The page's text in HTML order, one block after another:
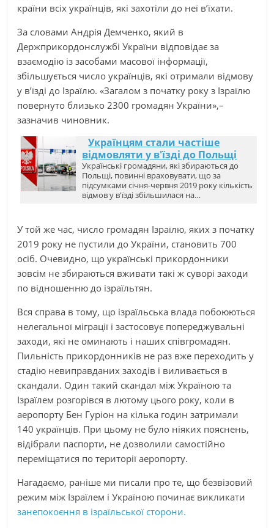
країни всіх українців, які захотіли до неї в’їхати.
За словами Андрія Демченко, який в
Держприкордонслужбі України відповідає за
взаємодію із засобами масової інформації,
збільшується число українців, які отримали відмову
у в’їзді до Ізраїлю. «Загалом з початку року з Ізраїлю
повернуто близько 2300 громадян України»,–
зазначив чиновник.
Українцям стали частіше
відмовляти у в'їзді до Польщі
Українські громадяни, які збираються до
Польщі, повинні враховувати, що за
підсумками січня-червня 2019 року кількість
відмов у в'їзді збільшилася на…
У той же час, число громадян Ізраїлю, яких з початку
2019 року не пустили до України, становить 700
осіб. Очевидно, що українські прикордонники
зовсім не збираються вживати такі ж суворі заходи
по відношенню до ізраїльтян.
Вся справа в тому, що ізраїльська влада побоюються
нелегальної міграції і застосовує попереджувальні
заходи, які не оминають і наших співгромадян.
Пильність прикордонників не раз вже переходить у
стадію невиправданих заходів і виливається в
скандали. Один такий скандал між Україною та
Ізраїлем розгорівся в лютому цього року, коли в
аеропорту Бен Гуріон на кілька годин затримали
140 українців. При цьому не було ніяких пояснень,
відібрали паспорти, не дозволили самостійно
переміщатися по території аеропорту.
Нагадаємо, раніше ми писали про те, що безвізовий
режим між Ізраїлем і Україною починає викликати
занепокоєння в ізраїльської сторони.